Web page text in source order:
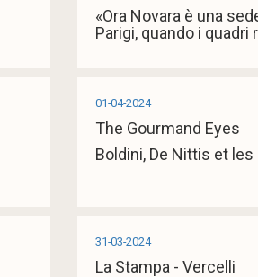
«Ora Novara è una
Parigi, quando i quadri
01-04-2024
The Gourmand Eyes
Boldini, De Nittis et
31-03-2024
La Stampa - Vercelli